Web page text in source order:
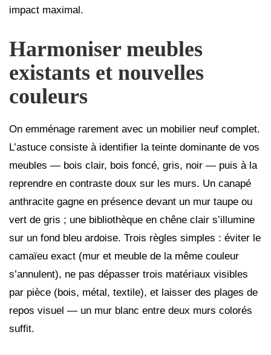
impact maximal.
Harmoniser meubles
existants et nouvelles
couleurs
On emménage rarement avec un mobilier neuf complet.
L’astuce consiste à identifier la teinte dominante de vos
meubles — bois clair, bois foncé, gris, noir — puis à la
reprendre en contraste doux sur les murs. Un canapé
anthracite gagne en présence devant un mur taupe ou
vert de gris ; une bibliothèque en chêne clair s’illumine
sur un fond bleu ardoise. Trois règles simples : éviter le
camaïeu exact (mur et meuble de la même couleur
s’annulent), ne pas dépasser trois matériaux visibles
par pièce (bois, métal, textile), et laisser des plages de
repos visuel — un mur blanc entre deux murs colorés
suffit.